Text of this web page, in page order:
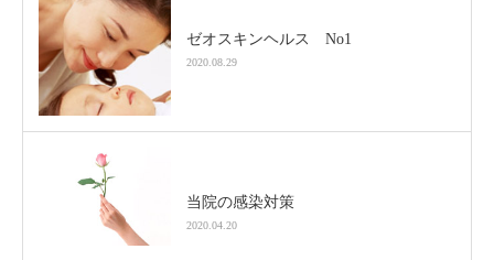
ゼオスキンヘルス No1
2020.08.29
当院の感染対策
2020.04.20